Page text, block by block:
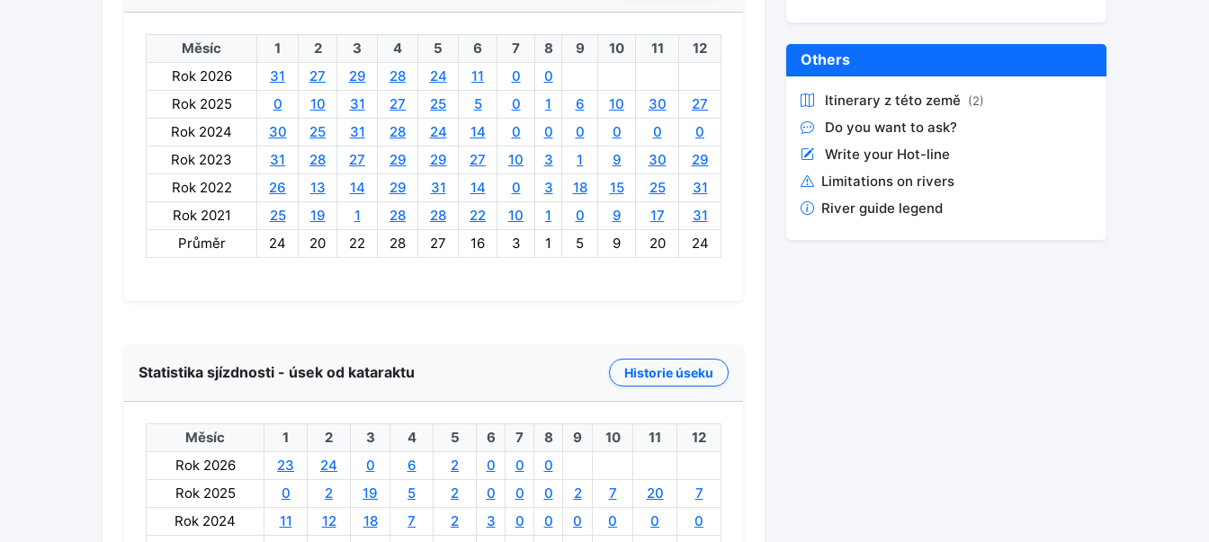
Měsíc 1 2 3 4 5 6 7 8 9 10 11
12
Rok 2026
31 27 29 28 24 11 0
0
Rok 2025
0 10 31 27 25 5 0 1 6 10 30
27
Rok 2024
30 25 31 28 24 14 0 0 0 0 0
0
Rok 2023
31 28 27 29 29 27 10 3 1 9 30
29
Rok 2022
26 13 14 29 31 14 0 3 18 15 25
31
Rok 2021
25 19 1 28 28 22 10 1 0 9 17
31
Průměr
24 20 22 28 27 16 3 1 5 9 20 24
Statistika sjízdnosti - úsek od kataraktu Historie úseku
Měsíc 1 2 3 4 5 6 7 8 9 10 11
12
Rok 2026
23 24 0 6 2 0 0
0
Rok 2025
0 2 19 5 2 0 0 0 2 7 20
7
Rok 2024
11 12 18 7 2 3 0 0 0 0 0
0
Others
Itinerary z této země (2)
Do you want to ask?
Write your Hot-line
Limitations on rivers
River guide legend